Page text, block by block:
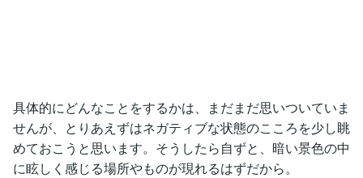
具体的にどんなことをするかは、まだまだ思いついていま
せんが、とりあえずはネガティブな状態のこころを少し眺
めておこうと思います。そうしたら自ずと、暗い景色の中
に眩しく感じる場所やものが現れるはずだから。